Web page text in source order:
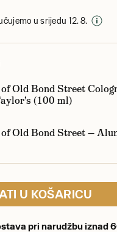
u srijedu 12. 8.
Old Bond Street
(100 ml)
Old Bond Street —
U KOŠARICU
pri narudžbu iznad